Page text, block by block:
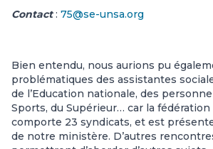
Contact: 75@se-unsa.org
Bien entendu, nous aurions pu
problématiques des assistantes
de l’Education nationale, des
Sports, du Supérieur… car la fédération
comporte 23 syndicats, et est
de notre ministère. D’autres